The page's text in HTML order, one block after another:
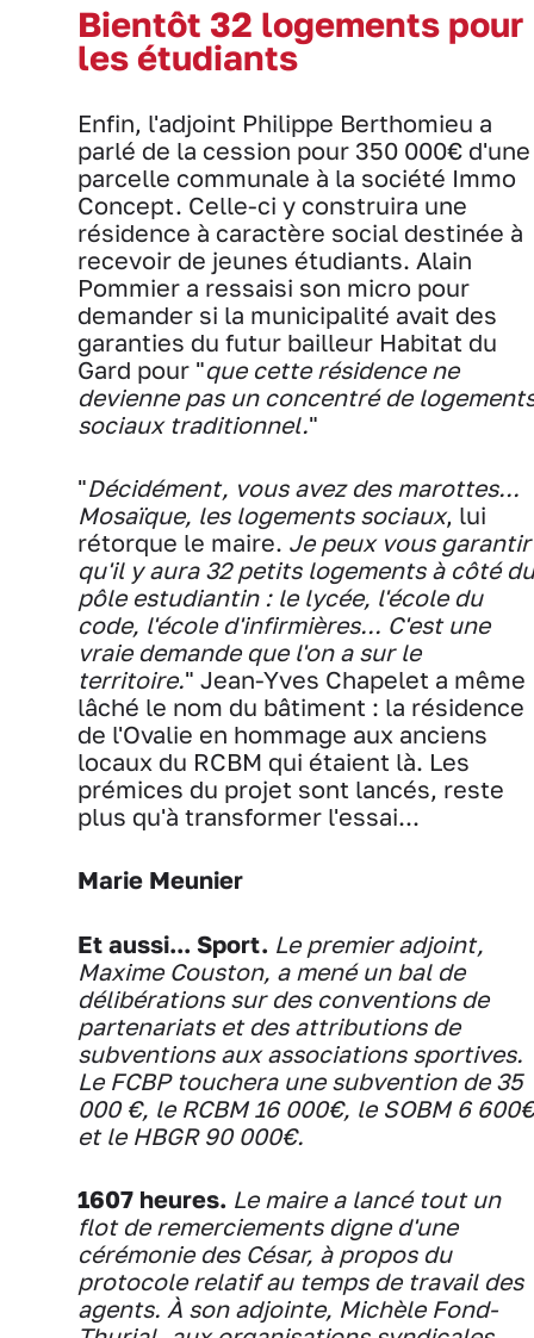
Bientôt 32 logements pour
les étudiants
Enfin, l'adjoint Philippe Berthomieu a
parlé de la cession pour 350 000€ d'une
parcelle communale à la société Immo
Concept. Celle-ci y construira une
résidence à caractère social destinée à
recevoir de jeunes étudiants. Alain
Pommier a ressaisi son micro pour
demander si la municipalité avait des
garanties du futur bailleur Habitat du
Gard pour "que cette résidence ne
devienne pas un concentré de
sociaux traditionnel."
"Décidément, vous avez des marottes...
Mosaïque, les logements sociaux, lui
rétorque le maire. Je peux vous garantir
qu'il y aura 32 petits logements à côté du
pôle estudiantin : le lycée, l'école du
code, l'école d'infirmières... C'est une
vraie demande que l'on a sur le
territoire." Jean-Yves Chapelet a même
lâché le nom du bâtiment : la résidence
de l'Ovalie en hommage aux anciens
locaux du RCBM qui étaient là. Les
prémices du projet sont lancés, reste
plus qu'à transformer l'essai...
Marie Meunier
Et aussi... Sport. Le premier adjoint,
Maxime Couston, a mené un bal de
délibérations sur des conventions de
partenariats et des attributions de
subventions aux associations sportives.
Le FCBP touchera une subvention de 35
000 €, le RCBM 16 000€, le SOBM 6
et le HBGR 90 000€.
1607 heures. Le maire a lancé tout un
flot de remerciements digne d'une
cérémonie des César, à propos du
protocole relatif au temps de travail des
agents. À son adjointe, Michèle Fond-